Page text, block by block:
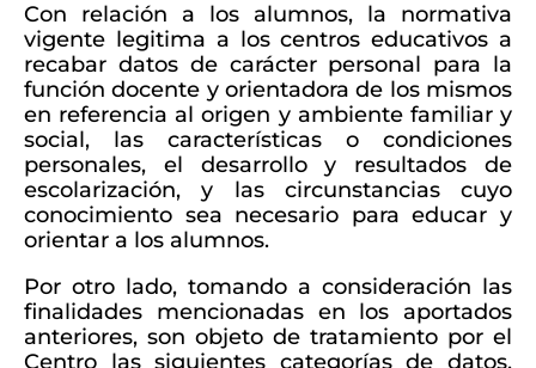
Con relación a los alumnos, la normativa
vigente legitima a los centros educativos a
recabar datos de carácter personal para la
función docente y orientadora de los mismos
en referencia al origen y ambiente familiar y
social, las características o condiciones
personales, el desarrollo y resultados de
escolarización, y las circunstancias cuyo
conocimiento sea necesario para educar y
orientar a los alumnos.
Por otro lado, tomando a consideración las
finalidades mencionadas en los aportados
anteriores, son objeto de tratamiento por el
Centro las siguientes categorías de datos,